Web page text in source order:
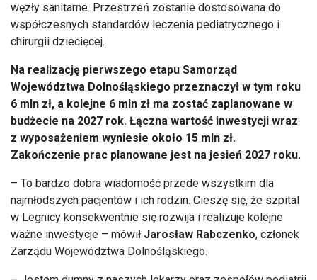
węzły sanitarne. Przestrzeń zostanie dostosowana do
współczesnych standardów leczenia pediatrycznego i
chirurgii dziecięcej.
Na realizację pierwszego etapu Samorząd
Województwa Dolnośląskiego przeznaczył w tym roku
6 mln zł, a kolejne 6 mln zł ma zostać zaplanowane w
budżecie na 2027 rok. Łączna wartość inwestycji wraz
z wyposażeniem wyniesie około 15 mln zł.
Zakończenie prac planowane jest na jesień 2027 roku.
– To bardzo dobra wiadomość przede wszystkim dla
najmłodszych pacjentów i ich rodzin. Cieszę się, że szpital
w Legnicy konsekwentnie się rozwija i realizuje kolejne
ważne inwestycje – mówił Jarosław Rabczenko, członek
Zarządu Województwa Dolnośląskiego.